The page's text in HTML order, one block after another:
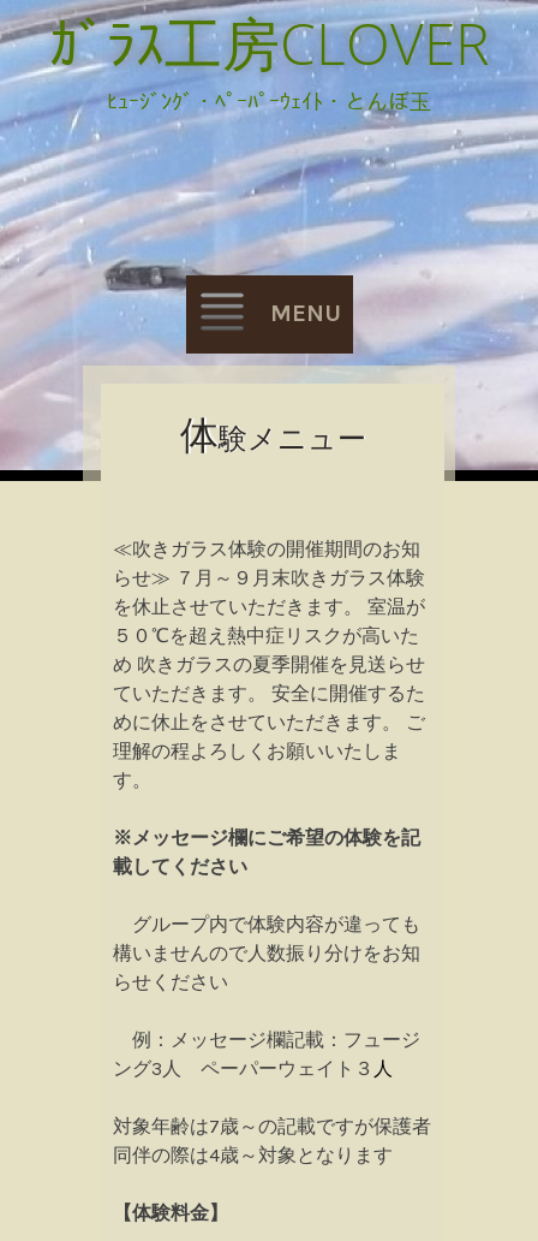
ｶﾞﾗｽ工房CLOVER
ﾋｭｰｼﾞﾝｸﾞ・ﾍﾟｰﾊﾟｰｳｪｲﾄ・とんぼ玉
MENU
to
体験メニュー
≪吹きガラス体験の開催期間のお知
らせ≫ ７月～９月末吹きガラス体験
を休止させていただきます。 室温が
５０℃を超え熱中症リスクが高いた
め 吹きガラスの夏季開催を見送らせ
ていただきます。 安全に開催するた
めに休止をさせていただきます。 ご
理解の程よろしくお願いいたしま
す。
※メッセージ欄にご希望の体験を記
載してください
グループ内で体験内容が違っても
構いませんので人数振り分けをお知
らせください
例：メッセージ欄記載：フュージ
ング3人 ペーパーウェイト３ 人
対象年齢は7歳～の記載ですが保護者
同伴の際は4歳～対象となります
【体験料金】